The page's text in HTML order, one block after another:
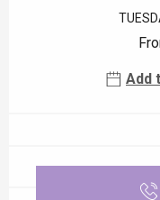
Add